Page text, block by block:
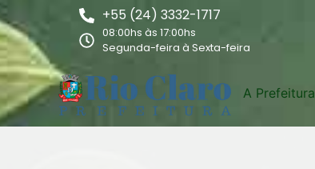
+55 (24) 3332-1717
08:00hs às 17:00hs
Segunda-feira à Sexta-feira
A Prefeitura